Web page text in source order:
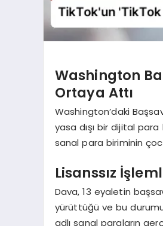
Washington
Ortaya Attı
Washington’daki
yasa dışı bir dijital
sanal para biriminin
Lisanssız
Dava, 13 eyaletin
yürüttüğü ve bu
adlı sanal paraların